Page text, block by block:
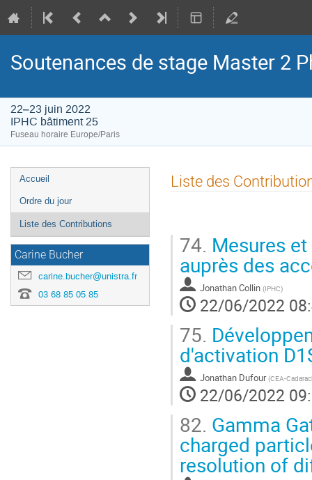
Soutenances de stage Master 2
22–23 juin 2022
IPHC bâtiment 25
Fuseau horaire Europe/Paris
Menu
de
l'événement
Accueil
Ordre du jour
Liste des Contributions
Carine Bucher
carine.bucher@unistra.fr
03 68 85 05 85
Liste des
74. Mesures
auprès des
Jonathan Collin (IPHC)
22/06/2022
75.
d'activation
Jonathan Dufour (CEA-
22/06/2022
82. Gamma
charged
resolution of